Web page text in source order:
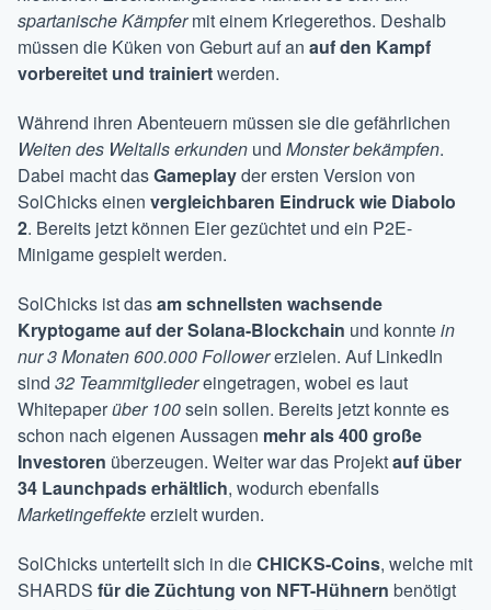
spartanische Kämpfermit einem Kriegerethos. Deshalb
müssen die Küken von Geburt auf an auf den Kampf
vorbereitet und trainiertwerden.
Während ihren Abenteuern müssen sie die gefährlichen
Weiten des Weltalls erkunden und Monster bekämpfen.
Dabei macht dasGameplayder ersten Version von
SolChicks einen vergleichbaren Eindruck wie Diabolo
2. Bereits jetzt können Eier gezüchtet und ein P2E-
Minigame gespielt werden.
SolChicks ist dasam schnellsten wachsende
Kryptogame auf der Solana-Blockchain und konntein
nur 3 Monaten 600.000 Followererzielen. Auf LinkedIn
sind 32 Teammitgliedereingetragen, wobei es laut
Whitepaperüber 100sein sollen. Bereits jetzt konnte es
schon nach eigenen Aussagen mehr als 400große
Investoren überzeugen. Weiter war das Projektauf über
34 Launchpads erhältlich, wodurch ebenfalls
Marketingeffekteerzielt wurden.
SolChicks unterteilt sich in dieCHICKS-Coins, welche mit
SHARDS für die Züchtung von NFT-Hühnern benötigt